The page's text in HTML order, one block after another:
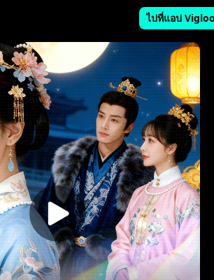
ไปที่แอป